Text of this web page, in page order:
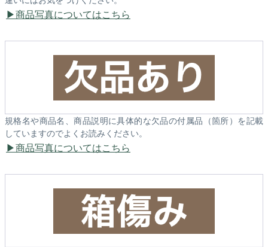
商品写真についてはこちら
規格名や商品名、商品説明に具体的な欠品の付属品（箇所）を記載
していますのでよくお読みください。
商品写真についてはこちら